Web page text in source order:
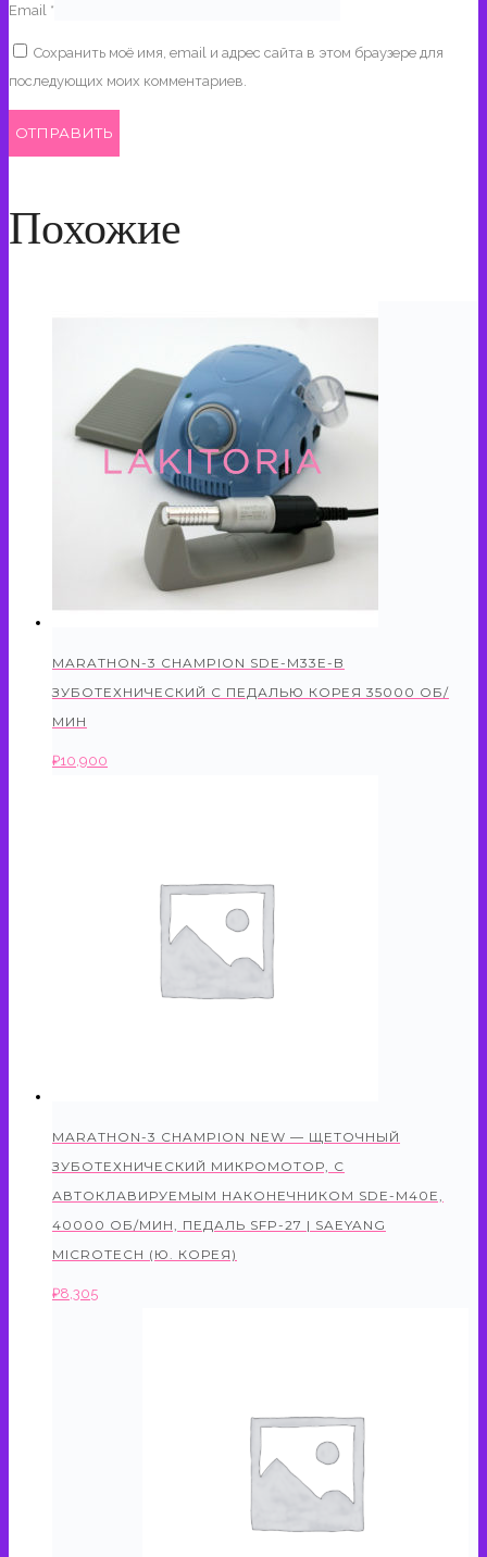
Email *
Сохранить моё имя, email и адрес сайта в этом браузере для
последующих моих комментариев.
Похожие
MARATHON-3 CHAMPION SDE-M33E-B
ЗУБОТЕХНИЧЕСКИЙ С ПЕДАЛЬЮ КОРЕЯ 35000 ОБ/
МИН
₽10,900
MARATHON-3 CHAMPION NEW — ЩЕТОЧНЫЙ
ЗУБОТЕХНИЧЕСКИЙ МИКРОМОТОР, С
АВТОКЛАВИРУЕМЫМ НАКОНЕЧНИКОМ SDE-M40E,
40000 ОБ/МИН, ПЕДАЛЬ SFP-27 | SAEYANG
MICROTECH (Ю. КОРЕЯ)
₽8,305